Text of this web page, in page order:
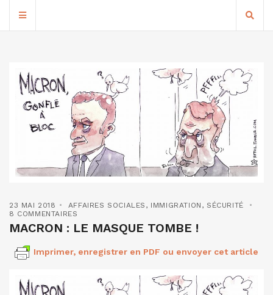
23 MAI 2018 AFFAIRES SOCIALES , IMMIGRATION , SÉCURITÉ
8 COMMENTAIRES
MACRON : LE MASQUE TOMBE !
Imprimer, enregistrer en PDF ou envoyer cet article